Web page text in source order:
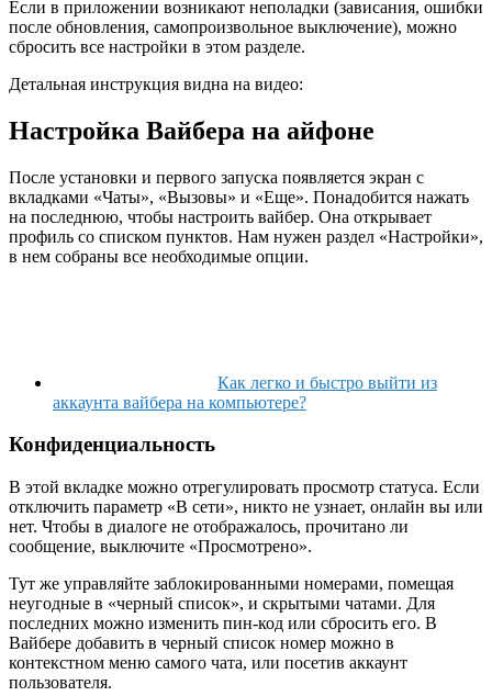
Если в приложении возникают неполадки (зависания, ошибки
после обновления, самопроизвольное выключение), можно
сбросить все настройки в этом разделе.
Детальная инструкция видна на видео:
Настройка Вайбера на айфоне
После установки и первого запуска появляется экран с
вкладками «Чаты», «Вызовы» и «Еще». Понадобится нажать
на последнюю, чтобы настроить вайбер. Она открывает
профиль со списком пунктов. Нам нужен раздел «Настройки»,
в нем собраны все необходимые опции.
Как легко и быстро выйти из
аккаунта вайбера на компьютере?
Конфиденциальность
В этой вкладке можно отрегулировать просмотр статуса. Если
отключить параметр «В сети», никто не узнает, онлайн вы или
нет. Чтобы в диалоге не отображалось, прочитано ли
сообщение, выключите «Просмотрено».
Тут же управляйте заблокированными номерами, помещая
неугодные в «черный список», и скрытыми чатами. Для
последних можно изменить пин-код или сбросить его. В
Вайбере добавить в черный список номер можно в
контекстном меню самого чата, или посетив аккаунт
пользователя.